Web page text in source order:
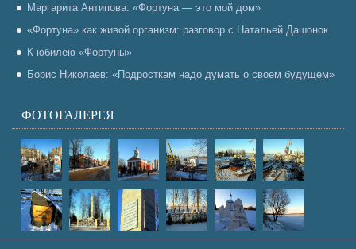
Маргарита Антипова: «Фортуна — это мой дом»
«Фортуна» как живой организм: разговор с Натальей Дашонок
К юбилею «Фортуны»
Борис Николаев: «Подросткам надо думать о своем будущем»
ФОТОГАЛЕРЕЯ